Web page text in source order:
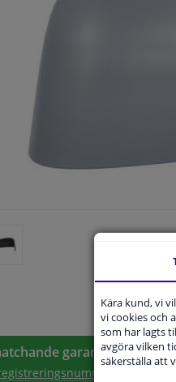
garanti, Hitta rätt
Välj
Kära kund, vi
vi cookies och
som har lagts
avgöra vilken
säkerställa att